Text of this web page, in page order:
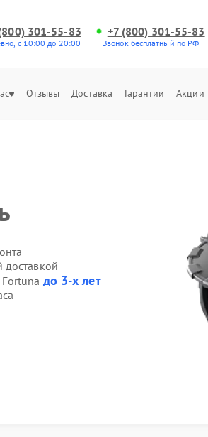
301-55-83
с 10:00 до 20:00
+7 (800) 301-55-83
Звонок бесплатный по РФ
Отзывы Доставка Гарантии Акции
доставкой
до 3-х лет